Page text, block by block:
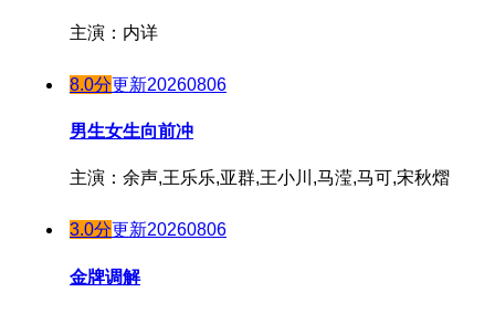
20230927
20230928
20230930
20231001
20231004
20231006
20230827
20230829
20230831
20230901
20230903
20230904
180122期
180124期
180126期
180127期
180130期
180112期
180113期
180116期
180117期
180119期
主演：内详
8.0分更新20260806
男生女生向前冲
主演：余声,王乐乐,亚群,王小川,马滢,马可,宋秋熠
3.0分更新20260806
金牌调解